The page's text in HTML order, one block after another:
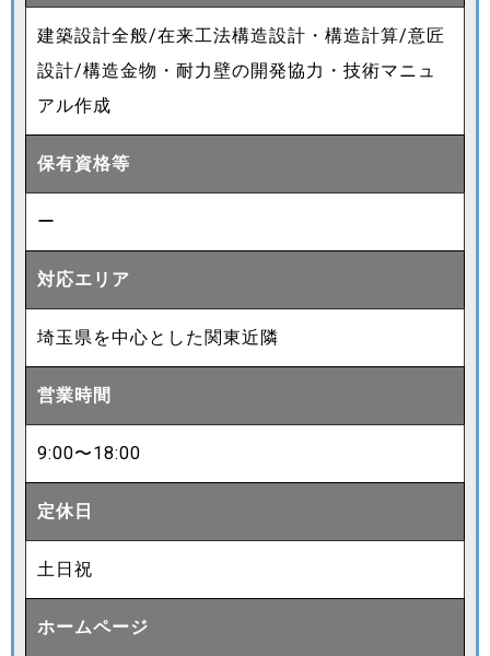
建築設計全般/在来工法構造設計・構造計算/意匠
設計/構造金物・耐力壁の開発協力・技術マニュ
アル作成
保有資格等
ー
対応エリア
埼玉県を中心とした関東近隣
営業時間
9:00〜18:00
定休日
土日祝
ホームページ